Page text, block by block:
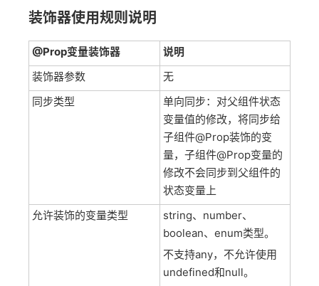
装饰器使用规则说明
@Prop变量装饰器
说明
装饰器参数
无
同步类型
单向同步：对父组件状态
变量值的修改，将同步给
子组件@Prop装饰的变
量，子组件@Prop变量的
修改不会同步到父组件的
状态变量上
允许装饰的变量类型
string、number、
boolean、enum类型。
不支持any，不允许使用
undefined和null。